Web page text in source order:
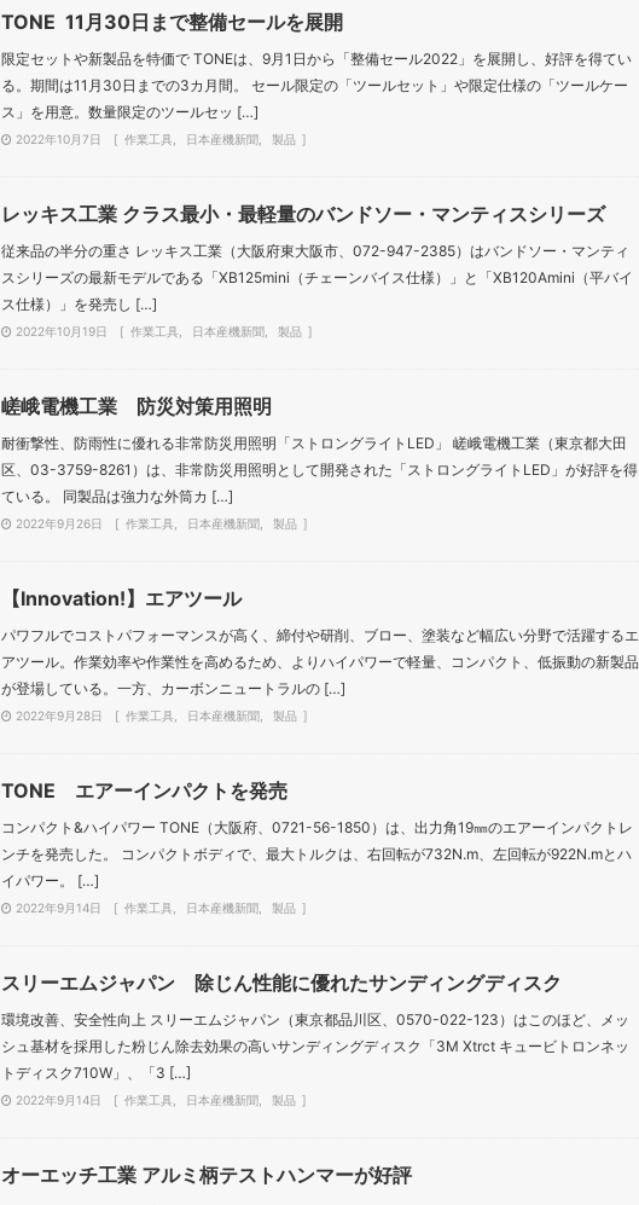
TONE 11月30日まで整備セールを展開
限定セットや新製品を特価で TONEは、9月1日から「整備セール2022」を展開し、好評を得てい
る。期間は11月30日までの3カ月間。 セール限定の「ツールセット」や限定仕様の「ツールケー
ス」を用意。数量限定のツールセッ […]
2022年10月7日 作業工具 日本産機新聞 製品
レッキス工業 クラス最小・最軽量のバンドソー・マンティスシリーズ
従来品の半分の重さ レッキス工業（大阪府東大阪市、072-947-2385）はバンドソー・マンティ
スシリーズの最新モデルである「XB125mini（チェーンバイス仕様）」と「XB120Amini（平バイ
ス仕様）」を発売し […]
2022年10月19日 作業工具 日本産機新聞 製品
嵯峨電機工業 防災対策用照明
耐衝撃性、防雨性に優れる非常防災用照明「ストロングライトLED」 嵯峨電機工業（東京都大田
区、03-3759-8261）は、非常防災用照明として開発された「ストロングライトLED」が好評を得
ている。 同製品は強力な外筒カ […]
2022年9月26日 作業工具 日本産機新聞 製品
【Innovation!】エアツール
パワフルでコストパフォーマンスが高く、締付や研削、ブロー、塗装など幅広い分野で活躍するエ
アツール。作業効率や作業性を高めるため、よりハイパワーで軽量、コンパクト、低振動の新製品
が登場している。一方、カーボンニュートラルの […]
2022年9月28日 作業工具 日本産機新聞 製品
TONE エアーインパクトを発売
コンパクト&ハイパワー TONE（大阪府、0721-56-1850）は、出力角19㎜のエアーインパクトレ
ンチを発売した。 コンパクトボディで、最大トルクは、右回転が732N.m、左回転が922N.mとハ
イパワー。 […]
2022年9月14日 作業工具 日本産機新聞 製品
スリーエムジャパン 除じん性能に優れたサンディングディスク
環境改善、安全性向上 スリーエムジャパン（東京都品川区、0570-022-123）はこのほど、メッ
シュ基材を採用した粉じん除去効果の高いサンディングディスク「3M Xtrct キュービトロンネッ
トディスク710W」、「3 […]
2022年9月14日 作業工具 日本産機新聞 製品
オーエッチ工業 アルミ柄テストハンマーが好評